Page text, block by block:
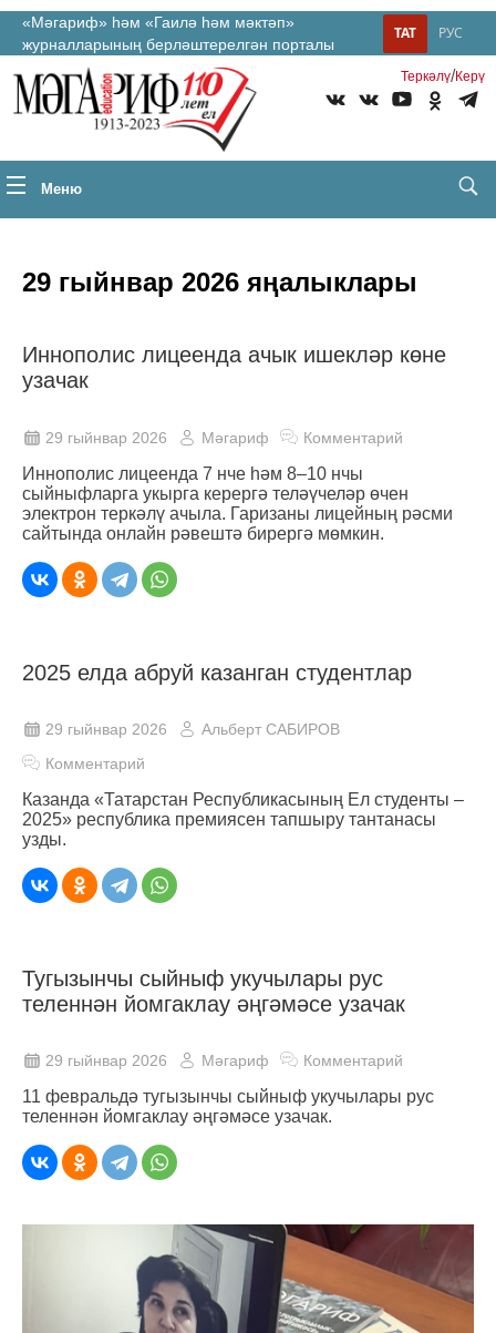
«Мәгариф» һәм «Гаилә һәм мәктәп»
журналларының берләштерелгән порталы
РУС
ТАТ
Теркəлү/Керү
Меню
29 гыйнвар 2026 яңалыклары
Иннополис лицеенда ачык ишекләр көне
узачак
29 гыйнвар 2026 Мәгариф Комментарий
Иннополис лицеенда 7 нче һәм 8–10 нчы
сыйныфларга укырга керергә теләүчеләр өчен
электрон теркәлү ачыла. Гаризаны лицейның рәсми
сайтында онлайн рәвештә бирергә мөмкин.
2025 елда абруй казанган студентлар
29 гыйнвар 2026
Альберт САБИРОВ
Комментарий
Казанда «Татарстан Республикасының Ел студенты –
2025» республика премиясен тапшыру тантанасы
узды.
Тугызынчы сыйныф укучылары рус
теленнән йомгаклау әңгәмәсе узачак
29 гыйнвар 2026 Мәгариф Комментарий
11 февральдә тугызынчы сыйныф укучылары рус
теленнән йомгаклау әңгәмәсе узачак.